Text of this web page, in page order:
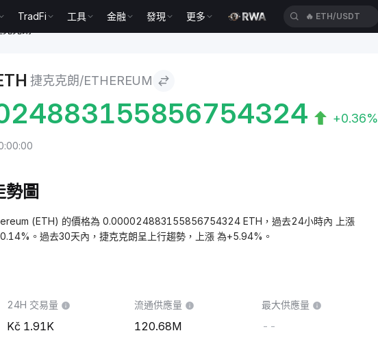
TradFi 工具 金融 發現 更多 🔥 ETH/USDT
捷克克朗/ETHEREUM
+0.36%
勢圖
(ETH) 的價格為 0.000024883155856754324 ETH，過去24小時內 上漲
。過去30天內，捷克克朗呈上行趨勢，上漲 為+5.94%。
24H 交易量
1.91K
流通供應量
120.68M
最大供應量
--